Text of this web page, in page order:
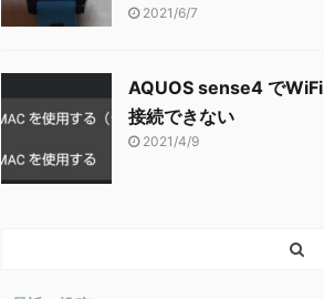
2021/6/7
AQUOS sense4 でWiFi
接続できない
2021/4/9